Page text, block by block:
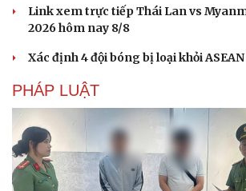
Link xem trực tiếp Thái Lan vs
2026 hôm nay 8/8
Xác định 4 đội bóng bị loại khỏi
PHÁP LUẬT